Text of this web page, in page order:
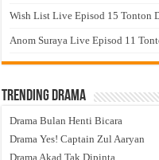
Wish List Live Episod 15 Tonton
Anom Suraya Live Episod 11
Trending Drama
Drama Bulan Henti Bicara
Drama Yes! Captain Zul Aaryan
Drama Akad Tak Dipinta